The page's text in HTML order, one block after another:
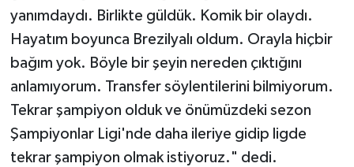
yanımdaydı. Birlikte güldük. Komik bir olaydı.
Hayatım boyunca Brezilyalı oldum. Orayla hiçbir
bağım yok. Böyle bir şeyin nereden çıktığını
anlamıyorum. Transfer söylentilerini bilmiyorum.
Tekrar şampiyon olduk ve önümüzdeki sezon
Şampiyonlar Ligi'nde daha ileriye gidip ligde
tekrar şampiyon olmak istiyoruz." dedi.